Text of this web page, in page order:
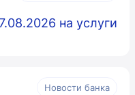
на услуги
Новости банка